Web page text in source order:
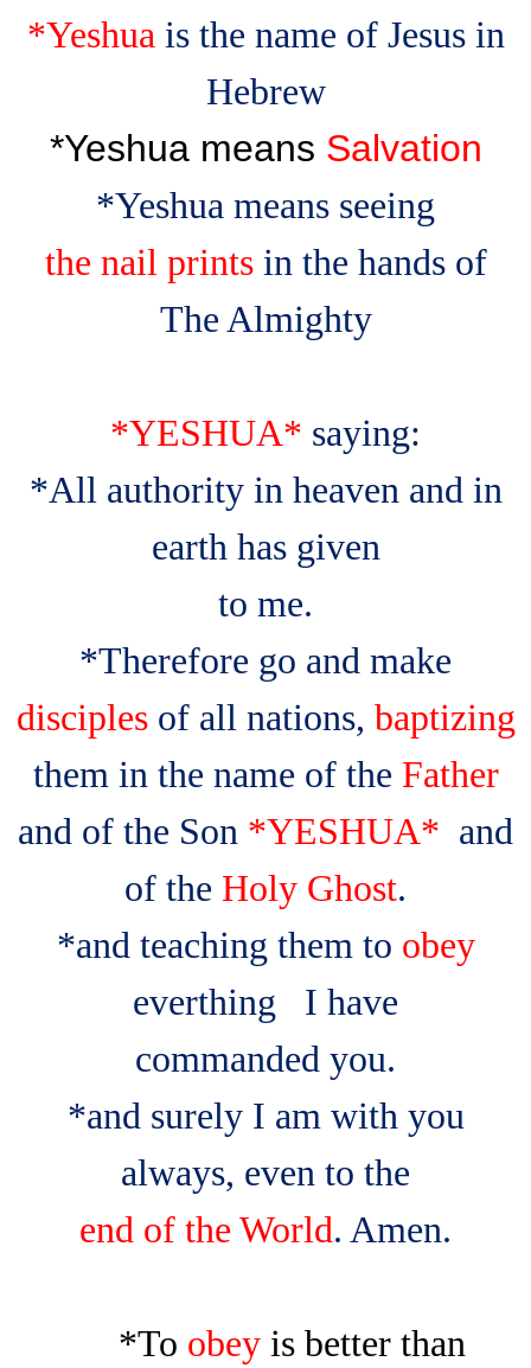
*Yeshua is the name of Jesus in
Hebrew
*Yeshua means Salvation
*Yeshua means seeing
the nail printsin the hands of
The Almighty
*YESHUA* saying:
*All authority in heaven and in
earth has given
to me.
*Therefore go and make
disciplesof all nations, baptizing
them in the name of the Father
and of the Son *YESHUA* and
of the Holy Ghost.
*and teaching them to obey
everthing
I have
commanded you.
*and surely I am with you
always, even to the
end of the World. Amen.
*To obey is better than